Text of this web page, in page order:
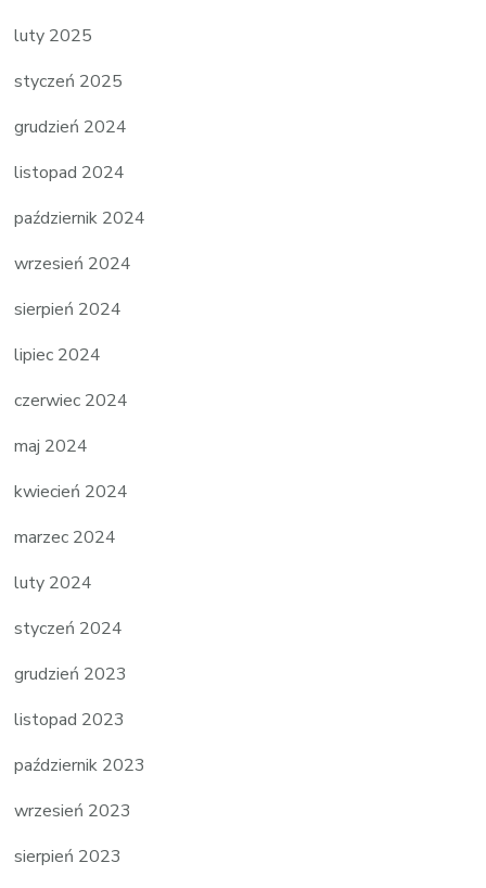
luty 2025
styczeń 2025
grudzień 2024
listopad 2024
październik 2024
wrzesień 2024
sierpień 2024
lipiec 2024
czerwiec 2024
maj 2024
kwiecień 2024
marzec 2024
luty 2024
styczeń 2024
grudzień 2023
listopad 2023
październik 2023
wrzesień 2023
sierpień 2023